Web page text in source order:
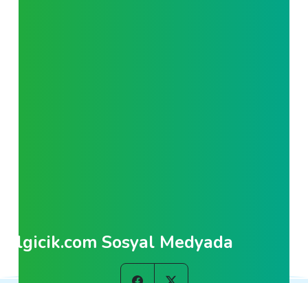
Bilgicik.com Sosyal Medyada